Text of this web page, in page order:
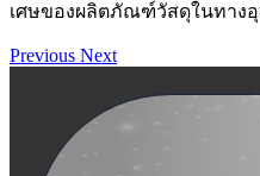
เศษของผลิตภัณฑ์วัสดุในทาง
Previous Next